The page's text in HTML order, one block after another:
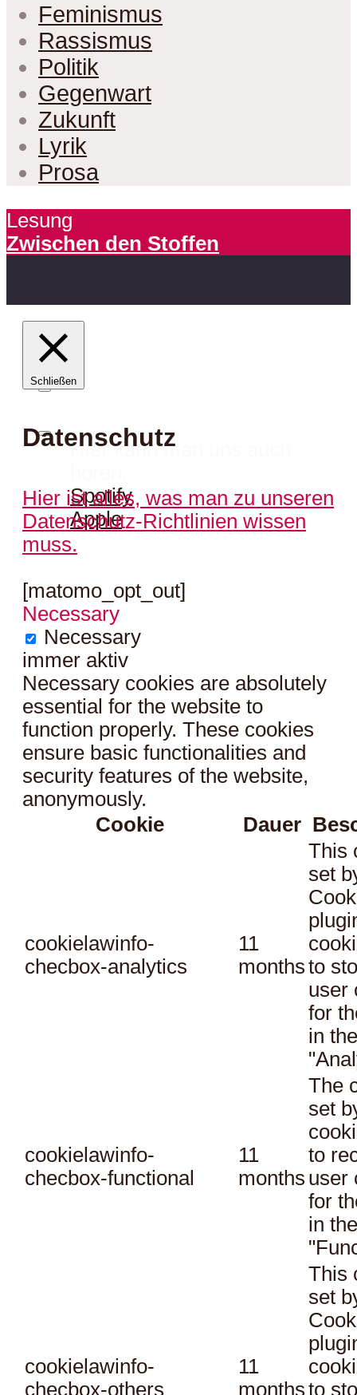
Feminismus
Rassismus
Politik
Gegenwart
Zukunft
Lyrik
Prosa
Lesung
Zwischen den Stoffen
Hier kann man uns auch
Spotify
Apple
Schließen
Datenschutz
Hier ist alles, was man zu unseren
Datenschutz-Richtlinien wissen
muss.
[matomo_opt_out]
Necessary
Necessary
immer aktiv
Necessary cookies are absolutely
essential for the website to
function properly. These cookies
ensure basic functionalities and
security features of the website,
anonymously.
Cookie
Dauer
cookielawinfo-
checbox-analytics
11
months
This
set
to
user
for
in
cookielawinfo-
checbox-functional
11
months
The
set
to
user
for
in
cookielawinfo-
checbox-others
11
months
This
set
to